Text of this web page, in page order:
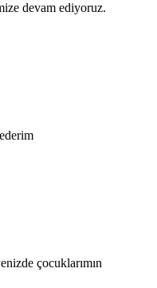
devam ediyoruz.
çocuklarımın